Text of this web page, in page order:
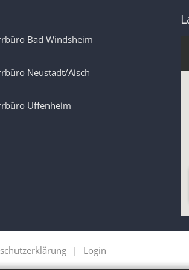
Bad Windsheim
Neustadt/Aisch
Uffenheim
Login